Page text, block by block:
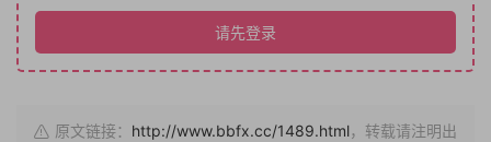
请先登录
原文链接： http://www.bbfx.cc/1489.html，转载请注明出